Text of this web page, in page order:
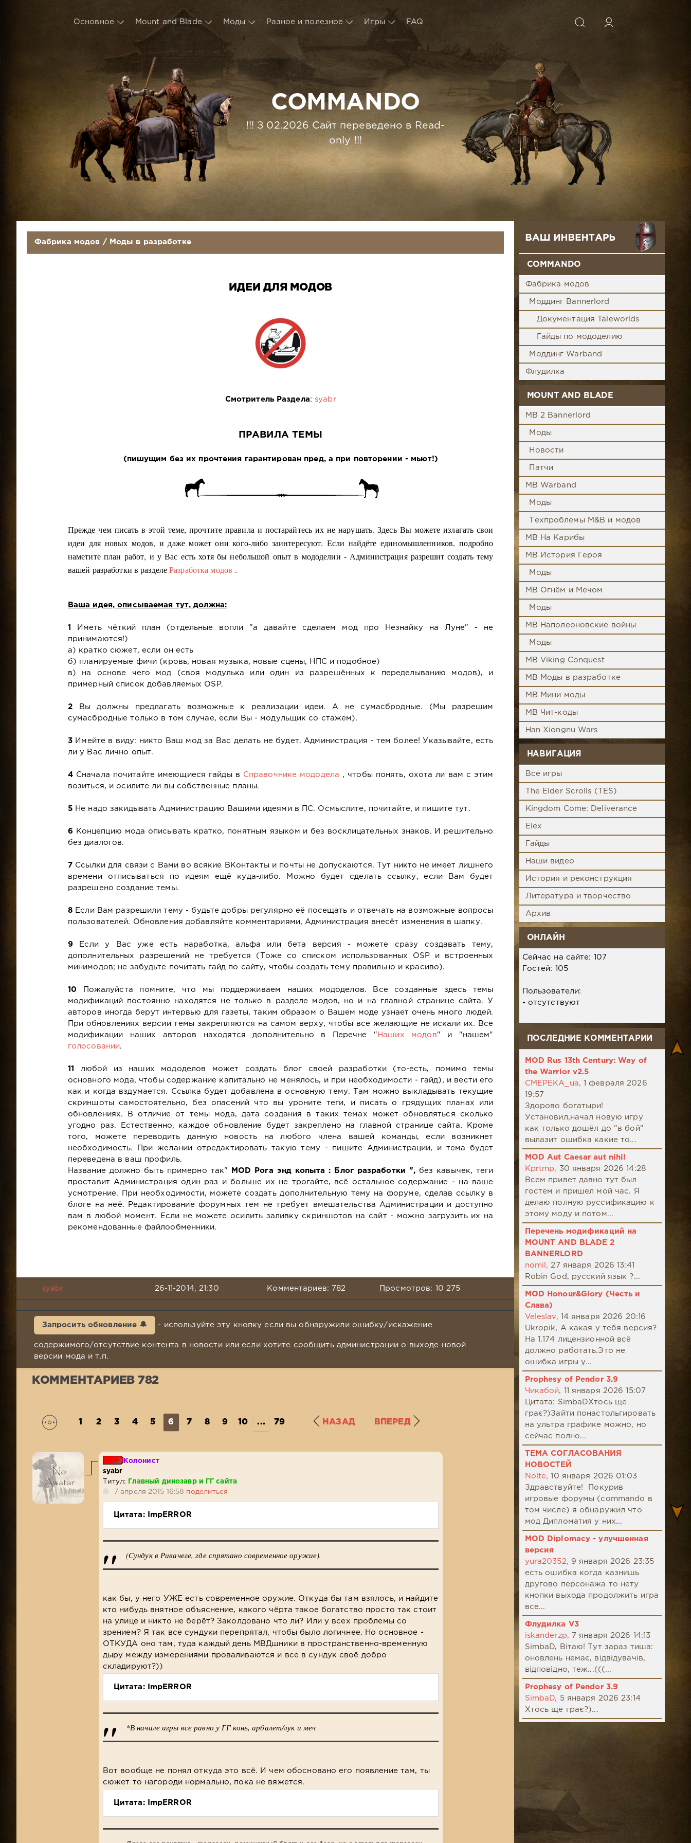
Основное Mount and Blade Моды Разное и полезное Игры FAQ
COMMANDO
!!! З 02.2026 Сайт переведено в Read-
only !!!
Фабрика модов / Моды в разработке
ИДЕИ ДЛЯ МОДОВ
Смотритель Раздела: syabr
ПРАВИЛА ТЕМЫ
(пишущим без их прочтения гарантирован пред, а при повторении - мьют!)
Прежде чем писать в этой теме, прочтите правила и постарайтесь их не нарушать. Здесь Вы можете излагать свои
идеи для новых модов, и даже может они кого-либо заинтересуют. Если найдёте единомышленников, подробно
наметите план работ, и у Вас есть хотя бы небольшой опыт в мододелии - Администрация разрешит создать тему
вашей разработки в разделеРазработка модов .
Ваша идея, описываемая тут, должна:
1
Иметь чёткий план (отдельные вопли "а давайте сделаем мод про Незнайку на Луне" - не
принимаются!)
а) кратко сюжет, если он есть
б) планируемые фичи (кровь, новая музыка, новые сцены, НПС и подобное)
в) на основе чего мод (своя модулька или один из разрешённых к переделыванию модов), и
примерный список добавляемых OSP.
2 Вы должны предлагать возможные к реализации идеи. А не сумасбродные. (Мы разрешим
сумасбродные только в том случае, если Вы - модульщик со стажем).
3 Имейте в виду: никто Ваш мод за Вас делать не будет. Администрация - тем более! Указывайте, есть
ли у Вас лично опыт.
4 Сначала почитайте имеющиеся гайды в Справочнике мододела , чтобы понять, охота ли вам с этим
возиться, и осилите ли вы собственные планы.
5 Не надо закидывать Администрацию Вашими идеями в ПС. Осмыслите, почитайте, и пишите тут.
6 Концепцию мода описывать кратко, понятным языком и без восклицательных знаков. И решительно
без диалогов.
7 Ссылки для связи с Вами во всякие ВКонтакты и почты не допускаются. Тут никто не имеет лишнего
времени отписываться по идеям ещё куда-либо. Можно будет сделать ссылку, если Вам будет
разрешено создание темы.
8 Если Вам разрешили тему - будьте добры регулярно её посещать и отвечать на возможные вопросы
пользователей. Обновления добавляйте комментариями, Администрация внесёт изменения в шапку.
9 Если у Вас уже есть наработка, альфа или бета версия - можете сразу создавать тему,
дополнительных разрешений не требуется (Тоже со списком использованных OSP и встроенных
минимодов; не забудьте почитать гайд по сайту, чтобы создать тему правильно и красиво).
10
Пожалуйста помните, что мы поддерживаем наших мододелов. Все созданные здесь темы
модификаций постоянно находятся не только в разделе модов, но и на главной странице сайта. У
авторов иногда берут интервью для газеты, таким образом о Вашем моде узнает очень много людей.
При обновлениях версии темы закрепляются на самом верху, чтобы все желающие не искали их. Все
модификации наших авторов находятся дополнительно в Перечне " Наших модов" и "нашем"
голосовании.
11
любой из наших мододелов может создать блог своей разработки (то-есть, помимо темы
основного мода, чтобы содержание капитально не менялось, и при необходимости - гайд), и вести его
как и когда вздумается. Ссылка будет добавлена в основную тему. Там можно выкладывать текущие
скриншоты самостоятельно, без опасений что вы уроните теги, и писать о грядущих планах или
обновлениях. В отличие от темы мода, дата создания в таких темах может обновляться сколько
угодно раз. Естественно, каждое обновление будет закреплено на главной странице сайта. Кроме
того, можете переводить данную новость на любого члена вашей команды, если возникнет
необходимость. При желании отредактировать такую тему - пишите Администрации, и тема будет
переведена в ваш профиль.
Название должно быть примерно так"
MOD Рога энд копыта : Блог разработки ", без кавычек, теги
проставит Администрация один раз и больше их не трогайте, всё остальное содержание - на ваше
усмотрение. При необходимости, можете создать дополнительную тему на форуме, сделав ссылку в
блоге на неё. Редактирование форумных тем не требует вмешательства Администрации и доступно
вам в любой момент. Если не можете осилить заливку скриншотов на сайт - можно загрузить их на
рекомендованные файлообменники.
syabr 26-11-2014, 21:30 Комментариев: 782 Просмотров: 10 275
Запросить обновление 🔔 - используйте эту кнопку если вы обнаружили ошибку/искажение
содержимого/отсутствие контента в новости или если хотите сообщить администрации о выходе новой
версии мода и т.п.
КОММЕНТАРИЕВ 782
1 2 3 4 5 6 7 8 9 10 ... 79 НАЗАД ВПЕРЕД
Колонист
syabr
Титул:
Главный динозавр и ГГ сайта
7 апреля 2015 16:58 поделиться
Цитата: ImpERROR
(Сундук в Ривачеге, где спрятано современное оружие).
как бы, у него УЖЕ есть современное оружие. Откуда бы там взялось, и найдите
кто нибудь внятное объяснение, какого чёрта такое богатство просто так стоит
на улице и никто не берёт? Заколдовано что ли? Или у всех проблемы со
зрением? Я так все сундуки перепрятал, чтобы было логичнее. Но основное -
ОТКУДА оно там, туда каждый день МВДшники в пространственно-временную
дыру между измерениями проваливаются и все в сундук своё добро
складируют?))
Цитата: ImpERROR
*В начале игры все равно у ГГ конь, арбалет/лук и меч
Вот вообще не понял откуда это всё. И чем обосновано его появление там, ты
сюжет то нагороди нормально, пока не вяжется.
Цитата: ImpERROR
COMMANDO
Фабрика модов
Моддинг Bannerlord
Документация Taleworlds
Гайды по мододелию
Моддинг Warband
Флудилка
MOUNT AND BLADE
MB 2 Bannerlord
Моды
Новости
Патчи
MB Warband
Моды
Техпроблемы M&B и модов
MB На Карибы
MB История Героя
Моды
MB Огнём и Мечом
Моды
MB Наполеоновские войны
Моды
MB Viking Conquest
MB Моды в разработке
MB Мини моды
MB Чит-коды
Han Xiongnu Wars
НАВИГАЦИЯ
Все игры
The Elder Scrolls (TES)
Kingdom Come: Deliverance
Elex
Гайды
Наши видео
История и реконструкция
Литература и творчество
Архив
ОНЛАЙН
Сейчас на сайте: 107
Гостей: 105
Пользователи:
- отсутствуют
ПОСЛЕДНИЕ КОММЕНТАРИИ
MOD Rus 13th Century: Way of
the Warrior v2.5
CMEPEKA_ua,
1 февраля 2026
19:57
Здорово богатыри!
Установил,начал новую игру
как только дошёл до "в бой"
вылазит ошибка какие то...
MOD Aut Caesar aut nihil
Kprtmp,
30 января 2026 14:28
Всем привет давно тут был
гостем и пришел мой час. Я
делаю полную руссификацию к
этому моду и потом...
Перечень модификаций на
MOUNT AND BLADE 2
BANNERLORD
nomil, 27 января 2026 13:41
Robin God, русский язык ?...
MOD Honour&Glory (Честь и
Слава)
Veleslav,
14 января 2026 20:16
Ukropik, А какая у тебя версия?
На 1.174 лицензионной всё
должно работать.Это не
ошибка игры у...
Prophesy of Pendor 3.9
Чикабой,
11 января 2026 15:07
Цитата: SimbaDХтось ще
грає?)Зайти понастольгировать
на ультра графике можно, но
сейчас полно...
ТЕМА СОГЛАСОВАНИЯ
НОВОСТЕЙ
Nolte,
10 января 2026 01:03
Здравствуйте! Покурив
игровые форумы (commando в
том числе) я обнаружил что
мод Дипломатия у них...
MOD Diplomacy - улучшенная
версия
yura20352, 9 января 2026 23:35
есть ошибка когда казнишь
другово персонажа то нету
кнопки выхода продолжить игра
все...
Флудилка V3
iskanderzp,
7 января 2026 14:13
SimbaD, Вітаю! Тут зараз тиша:
оновлень немає, відвідувачів,
відповідно, теж...(((...
Prophesy of Pendor 3.9
SimbaD,
5 января 2026 23:14
Хтось ще грає?)...